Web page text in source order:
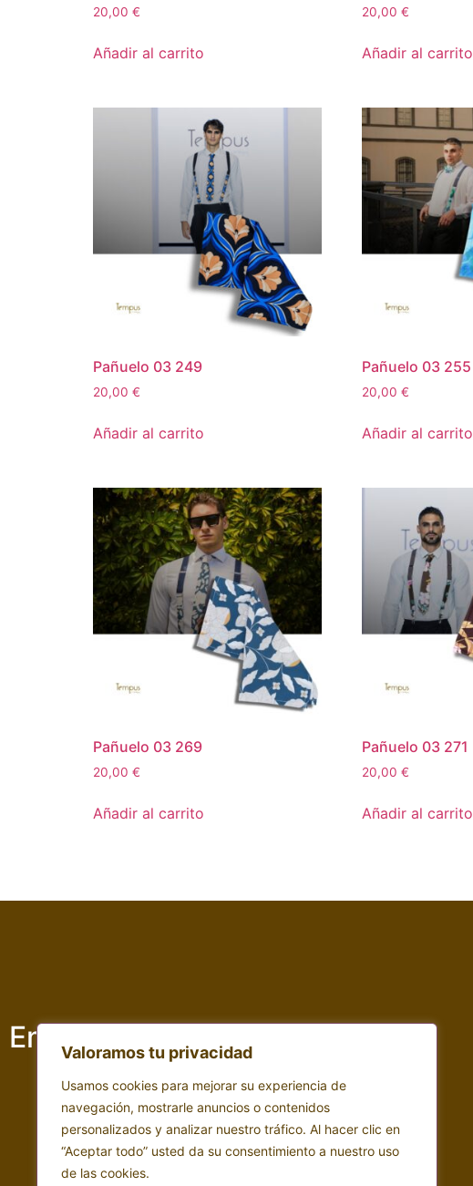
Valoramos tu privacidad
Usamos cookies para mejorar su experiencia de
navegación, mostrarle anuncios o contenidos
personalizados y analizar nuestro tráfico. Al hacer clic en
“Aceptar todo” usted da su consentimiento a nuestro uso
de las cookies.
20,00 €
Añadir al carrito
20,00 €
Añadir al carrito
Pañuelo 03 249
20,00 €
Añadir al carrito
Pañuelo 03 255
20,00 €
Añadir al carrito
Pañuelo 03 269
20,00 €
Añadir al carrito
Pañuelo 03 271
20,00 €
Añadir al carrito
Empresa adscrita a :